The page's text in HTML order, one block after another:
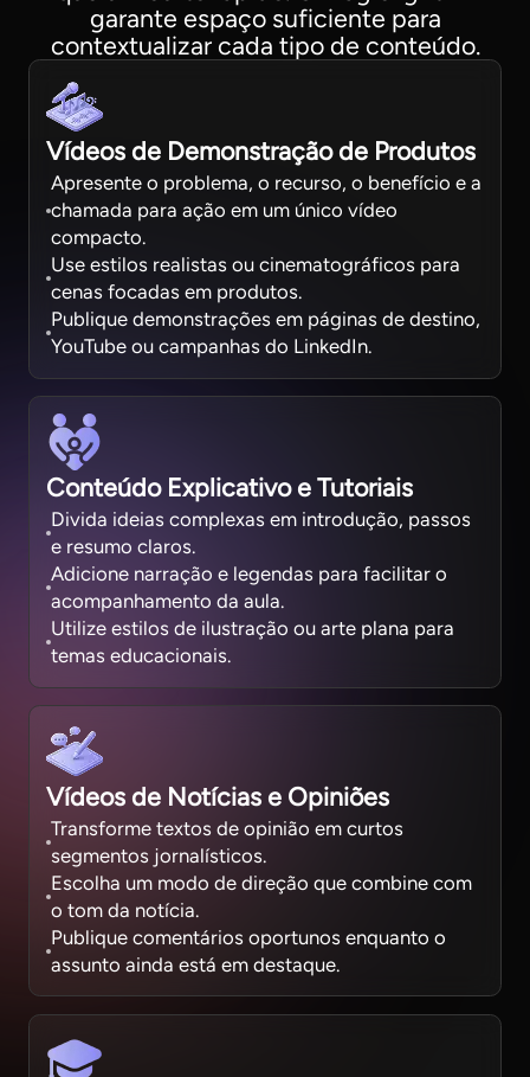
garante espaço suficiente para
contextualizar cada tipo de conteúdo.
Vídeos de Demonstração de Produtos
Apresente o problema, o recurso, o benefício e a
chamada para ação em um único vídeo
compacto.
Use estilos realistas ou cinematográficos para
cenas focadas em produtos.
Publique demonstrações em páginas de destino,
YouTube ou campanhas do LinkedIn.
Conteúdo Explicativo e Tutoriais
Divida ideias complexas em introdução, passos
e resumo claros.
Adicione narração e legendas para facilitar o
acompanhamento da aula.
Utilize estilos de ilustração ou arte plana para
temas educacionais.
Vídeos de Notícias e Opiniões
Transforme textos de opinião em curtos
segmentos jornalísticos.
Escolha um modo de direção que combine com
o tom da notícia.
Publique comentários oportunos enquanto o
assunto ainda está em destaque.